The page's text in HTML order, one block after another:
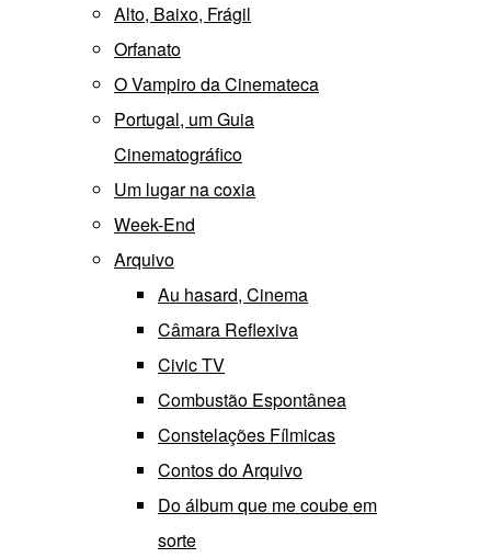
Alto, Baixo, Frágil
Orfanato
O Vampiro da Cinemateca
Portugal, um Guia
Cinematográfico
Um lugar na coxia
Week-End
Arquivo
Au hasard, Cinema
Câmara Reflexiva
Civic TV
Combustão Espontânea
Constelações Fílmicas
Contos do Arquivo
Do álbum que me coube em
sorte